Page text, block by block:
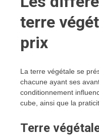
terre
prix
La terre végétale se
chacune ayant ses
conditionnement
cube, ainsi que la
Terre